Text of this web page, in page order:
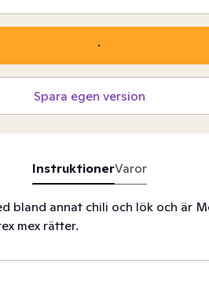
Spara egen version
InstruktionerVaror
bland annat chili och lök och är
mex rätter.